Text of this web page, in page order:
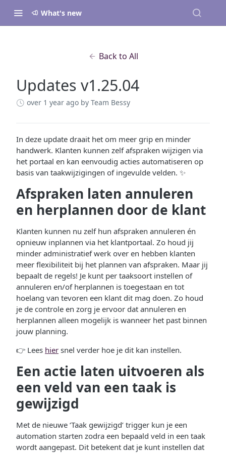
What's new
Back to All
Updates v1.25.04
over 1 year ago by Team Bessy
In deze update draait het om meer grip en minder
handwerk. Klanten kunnen zelf afspraken wijzigen via
het portaal en kan eenvoudig acties automatiseren op
basis van taakwijzigingen of ingevulde velden. ✨
Afspraken laten annuleren
en herplannen door de klant
Klanten kunnen nu zelf hun afspraken annuleren én
opnieuw inplannen via het klantportaal. Zo houd jij
minder administratief werk over en hebben klanten
meer flexibiliteit bij het plannen van afspraken. Maar jij
bepaalt de regels! Je kunt per taaksoort instellen of
annuleren en/of herplannen is toegestaan en tot
hoelang van tevoren een klant dit mag doen. Zo houd
je de controle en zorg je ervoor dat annuleren en
herplannen alleen mogelijk is wanneer het past binnen
jouw planning.
👉 Lees hier snel verder hoe je dit kan instellen.
Een actie laten uitvoeren als
een veld van een taak is
gewijzigd
Met de nieuwe ‘Taak gewijzigd’ trigger kun je een
automation starten zodra een bepaald veld in een taak
wordt aangepast. Dit betekent dat je kunt instellen dat